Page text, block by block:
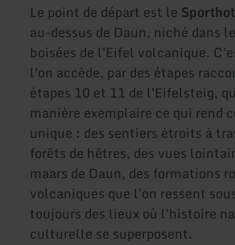
Le point de départ est le
au-dessus de Daun, niché dans
boisées de l'Eifel volcanique.
l'on accède, par des étapes
étapes 10 et 11 de l'Eifelsteig,
manière exemplaire ce qui rend
unique : des sentiers étroits à
forêts de hêtres, des vues
maars de Daun, des formations
volcaniques que l'on ressent
toujours des lieux où l'histoire
culturelle se superposent.